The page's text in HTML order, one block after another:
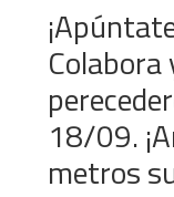
18/09.
metros